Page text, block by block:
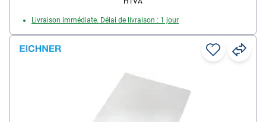
Livraison immédiate. Délai de livraison : 1 jour